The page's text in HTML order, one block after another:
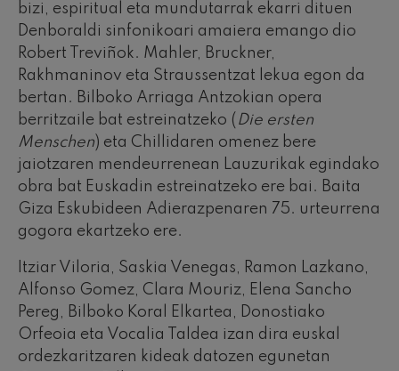
bizi, espiritual eta mundutarrak ekarri dituen
Denboraldi sinfonikoari amaiera emango dio
Robert Treviñok. Mahler, Bruckner,
Rakhmaninov eta Straussentzat lekua egon da
bertan. Bilboko Arriaga Antzokian opera
berritzaile bat estreinatzeko ( Die ersten
Menschen) eta Chillidaren omenez bere
jaiotzaren mendeurrenean Lauzurikak egindako
obra bat Euskadin estreinatzeko ere bai. Baita
Giza Eskubideen Adierazpenaren 75. urteurrena
gogora ekartzeko ere.
Itziar Viloria, Saskia Venegas, Ramon Lazkano,
Alfonso Gomez, Clara Mouriz, Elena Sancho
Pereg, Bilboko Koral Elkartea, Donostiako
Orfeoia eta Vocalia Taldea izan dira euskal
ordezkaritzaren kideak datozen egunetan